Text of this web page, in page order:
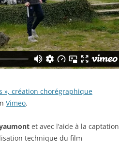
», création chorégraphique
Vimeo.
et avec l’aide à la captation
technique du film